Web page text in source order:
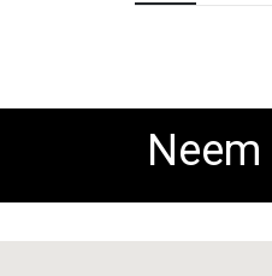
images
gallery
Neem